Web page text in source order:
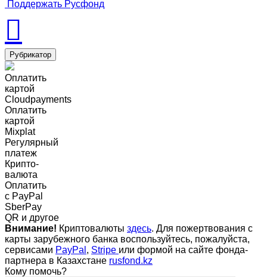
Поддержать Русфонд
Рубрикатор
Оплатить
картой
Cloudpayments
Оплатить
картой
Mixplat
Регулярный
платеж
Крипто-
валюта
Оплатить
c PayPal
SberPay
QR и другое
Внимание! Криптовалюты здесь. Для пожертвования с
карты зарубежного банка воспользуйтесь, пожалуйста,
сервисами PayPal , Stripe или формой на сайте фонда-
партнера в Казахстане rusfond.kz
Кому помочь?